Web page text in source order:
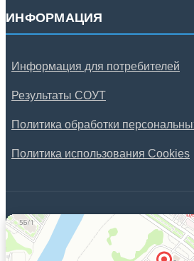
ИНФОРМАЦИЯ
Информация для потребителей
Результаты СОУТ
Политика обработки
Политика использования Cookies